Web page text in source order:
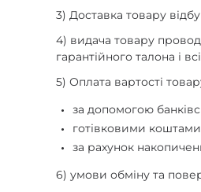
3) Доставка товару
4) видача товару
гарантійного талона і
5) Оплата вартості
за допомогою
готівковими
за рахунок
6) умови обміну та